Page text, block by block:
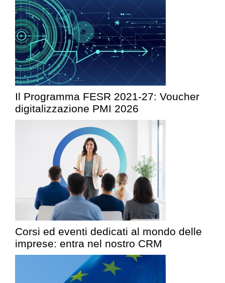
Il Programma FESR 2021-27: Voucher
digitalizzazione PMI 2026
Corsi ed eventi dedicati al mondo delle
imprese: entra nel nostro CRM